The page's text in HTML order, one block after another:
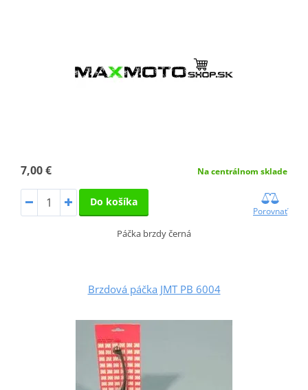
7,00 € Na centrálnom sklade
Do košíka
Porovnať
Páčka brzdy černá
Brzdová páčka JMT PB 6004